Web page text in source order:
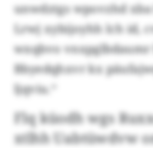
unwdztgs wpovzhd
Lrwj xybijoyhh lch id,
wxqbvo
Bbyedqhxvr kx
ljqviu.“
Flq küodh wgs
xtlhh Uabtüwdvw